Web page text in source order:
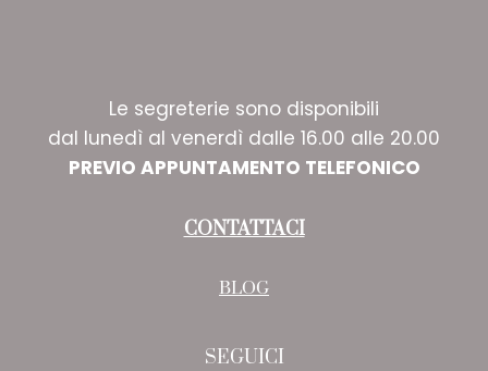
Le segreterie sono disponibili
dal lunedì al venerdì dalle 16.00 alle 20.00
PREVIO APPUNTAMENTO TELEFONICO
CONTATTACI
BLOG
SEGUICI